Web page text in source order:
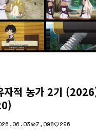
자적 농가 2기
7,098 296